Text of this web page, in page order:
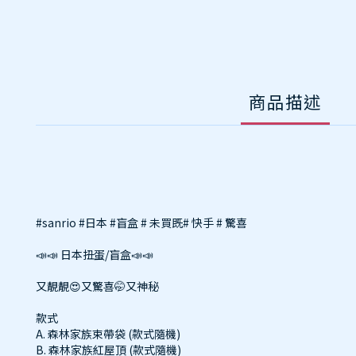
商品描述
#sanrio #日本 #盲盒 # 未買既# 快手 # 驚喜
📣📣 日本扭蛋/盲盒📣📣
又靚靚😍又驚喜🤭又神秘
款式
A. 森林家族束帶袋 (款式隨機)
B. 森林家族紅屋頂 (款式隨機)